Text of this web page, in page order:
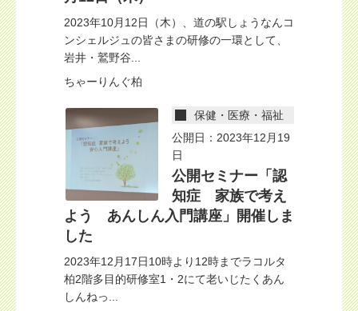
2023年10月12日（木）、道の駅しょうなんコ
ンシェルジュの皆さまの研修の一環として、
岩井・鷲野谷...
ちゃーりんぐ柏
保健・医療・福祉
公開日：2023年12月19
日
公開セミナー「認
知症 家族で考え
よう あんしん入門講座」開催しま
した
2023年12月17日10時より12時までラコルタ
柏2階多目的研修室1・2にて老いじたくあん
しんねっ...